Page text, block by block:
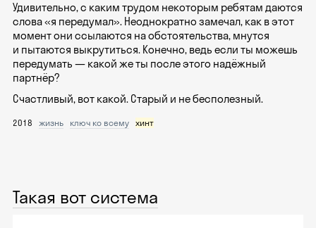
Удивительно, с каким трудом некоторым ребятам даются
слова «я передумал». Неоднократно замечал, как в этот
момент они ссылаются на обстоятельства, мнутся
и пытаются выкрутиться. Конечно, ведь если ты можешь
передумать — какой же ты после этого надёжный
партнёр?
Счастливый, вот какой. Старый и не бесполезный.
2018 жизнь ключ ко всему хинт
Такая вот система